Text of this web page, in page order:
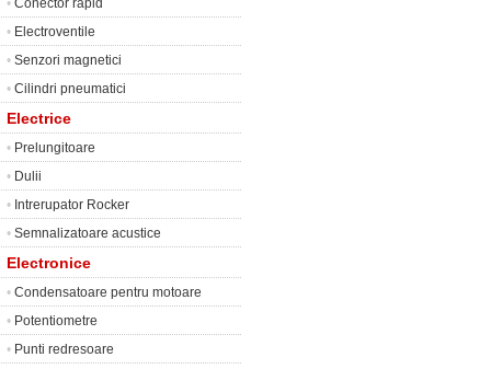
• Conector rapid
• Electroventile
• Senzori magnetici
• Cilindri pneumatici
Electrice
• Prelungitoare
• Dulii
• Intrerupator Rocker
• Semnalizatoare acustice
Electronice
• Condensatoare pentru motoare
• Potentiometre
• Punti redresoare